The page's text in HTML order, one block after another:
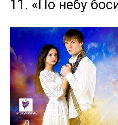
11. «По небу